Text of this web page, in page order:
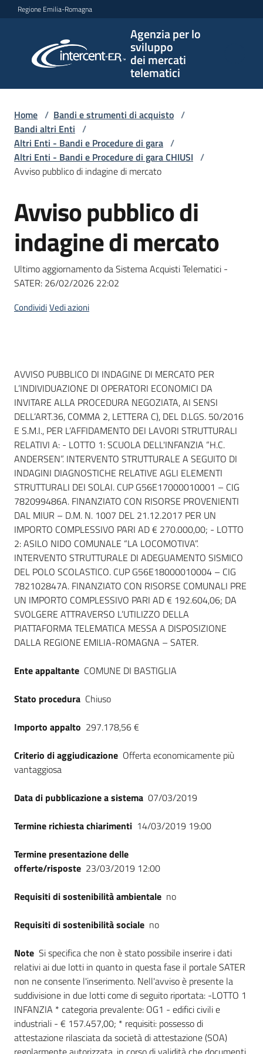
Vai al contenuto
Vai alla navigazione
Vai al footer
Regione Emilia-Romagna
Agenzia per lo
sviluppo
dei mercati
telematici
per lo
sviluppo
telematici
L'Agenzia
Bandi
strumenti
acquisto
telematiche
English
site
Seguici
su
Home / Bandi e strumenti di acquisto /
Bandi altri Enti /
Altri Enti - Bandi e Procedure di gara /
Altri Enti - Bandi e Procedure di gara CHIUSI /
Avviso pubblico di indagine di mercato
Salta al contenuto
Avviso pubblico di
indagine di mercato
Ultimo aggiornamento da Sistema Acquisti Telematici -
SATER: 26/02/2026 22:02
CondividiVedi azioni
Dati del bando
AVVISO PUBBLICO DI INDAGINE DI MERCATO PER
L’INDIVIDUAZIONE DI OPERATORI ECONOMICI DA
INVITARE ALLA PROCEDURA NEGOZIATA, AI SENSI
DELL’ART.36, COMMA 2, LETTERA C), DEL D.LGS. 50/2016
E S.M.I., PER L’AFFIDAMENTO DEI LAVORI STRUTTURALI
RELATIVI A: - LOTTO 1: SCUOLA DELL'INFANZIA “H.C.
ANDERSEN”. INTERVENTO STRUTTURALE A SEGUITO DI
INDAGINI DIAGNOSTICHE RELATIVE AGLI ELEMENTI
STRUTTURALI DEI SOLAI. CUP G56E17000010001 – CIG
782099486A. FINANZIATO CON RISORSE PROVENIENTI
DAL MIUR – D.M. N. 1007 DEL 21.12.2017 PER UN
IMPORTO COMPLESSIVO PARI AD € 270.000,00; - LOTTO
2: ASILO NIDO COMUNALE “LA LOCOMOTIVA”.
INTERVENTO STRUTTURALE DI ADEGUAMENTO SISMICO
DEL POLO SCOLASTICO. CUP G56E18000010004 – CIG
782102847A. FINANZIATO CON RISORSE COMUNALI PRE
UN IMPORTO COMPLESSIVO PARI AD € 192.604,06; DA
SVOLGERE ATTRAVERSO L’UTILIZZO DELLA
PIATTAFORMA TELEMATICA MESSA A DISPOSIZIONE
DALLA REGIONE EMILIA-ROMAGNA – SATER.
Ente appaltante COMUNE DI BASTIGLIA
Stato procedura Chiuso
Importo appalto 297.178,56 €
Criterio di aggiudicazione Offerta economicamente più
vantaggiosa
Data di pubblicazione a sistema 07/03/2019
Termine richiesta chiarimenti 14/03/2019 19:00
Termine presentazione delle
offerte/risposte 23/03/2019 12:00
Requisiti di sostenibilità ambientale no
Requisiti di sostenibilità sociale no
Note Si specifica che non è stato possibile inserire i dati
relativi ai due lotti in quanto in questa fase il portale SATER
non ne consente l'inserimento. Nell'avviso è presente la
suddivisione in due lotti come di seguito riportata: -LOTTO 1
INFANZIA * categoria prevalente: OG1 - edifici civili e
industriali - € 157.457,00; * requisiti: possesso di
attestazione rilasciata da società di attestazione (SOA)